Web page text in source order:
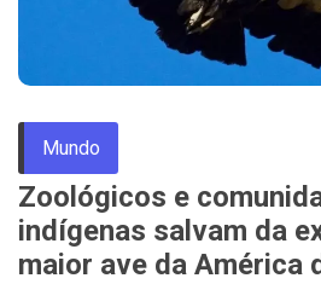
Mundo
Zoológicos e
indígenas salvam da
maior ave da América